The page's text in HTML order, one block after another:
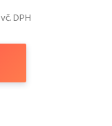
vč. DPH